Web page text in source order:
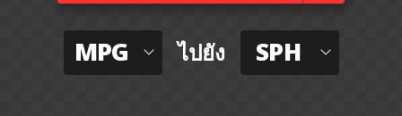
MPG ไปยัง SPH